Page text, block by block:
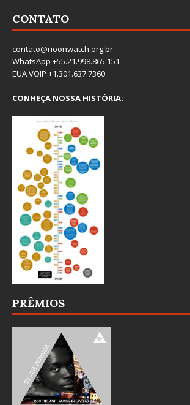
CONTATO
contato@rioonwatch.org.br
WhatsApp +55.21.998.865.151
EUA VOIP +1.301.637.7360
CONHEÇA NOSSA HISTÓRIA:
PRÊMIOS